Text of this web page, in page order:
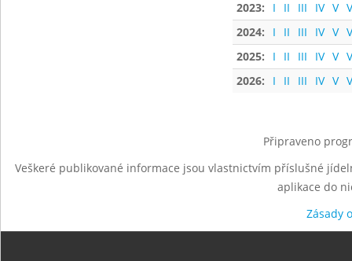
2023:
I II III IV V
2024:
I II III IV V
2025:
I II III IV V
2026:
I II III IV V
Připraveno
Veškeré publikované informace jsou vlastnictvím příslušné
aplikace do
Zásady